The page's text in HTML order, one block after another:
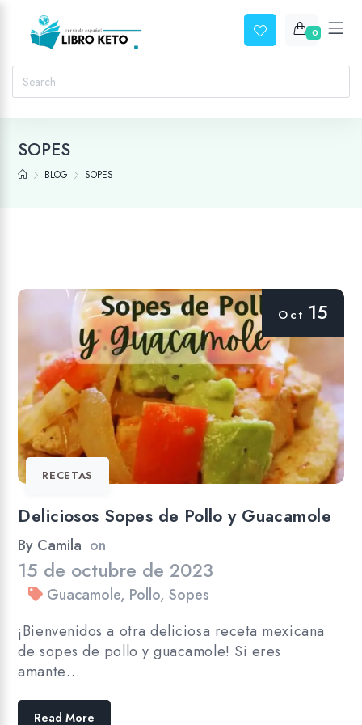
0
SOPES
BLOG SOPES
Oct 15
RECETAS
Deliciosos Sopes de Pollo y Guacamole
By Camila on
15 de octubre de 2023
| Guacamole, Pollo,Sopes
¡Bienvenidos a otra deliciosa receta mexicana
de sopes de pollo y guacamole! Si eres
amante…
Read More